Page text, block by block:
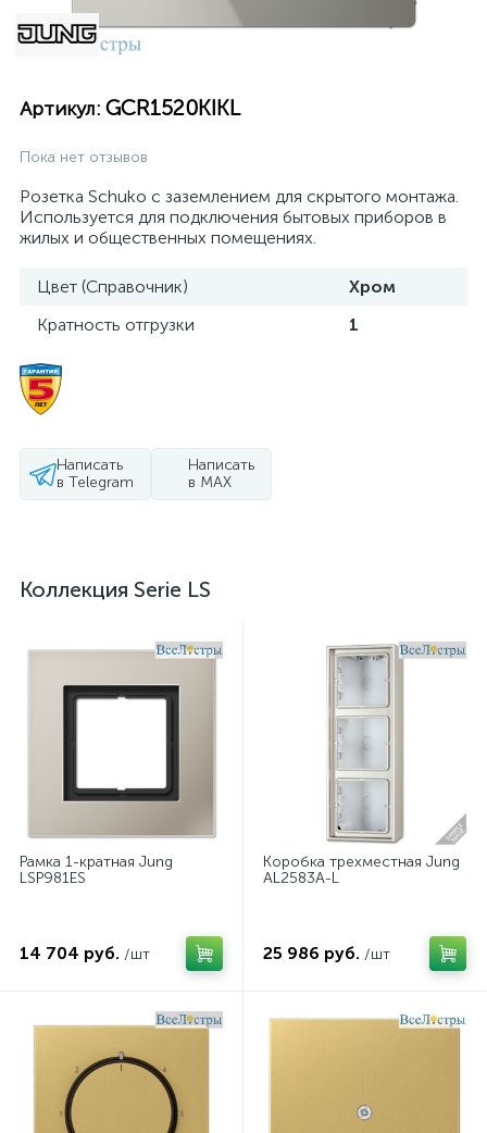
Артикул: GCR1520KIKL
Пока нет отзывов
Розетка Schuko с заземлением для скрытого монтажа.
Используется для подключения бытовых приборов в
жилых и общественных помещениях.
Цвет (Справочник)
Хром
Кратность отгрузки
1
Написать
в Telegram
Написать
в MAX
Коллекция Serie LS
Рамка 1-кратная Jung
LSP981ES
14 704 руб. /шт
Коробка трехместная Jung
AL2583A-L
25 986 руб. /шт